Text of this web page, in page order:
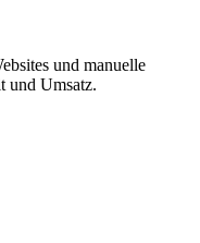
und manuelle
und Umsatz.